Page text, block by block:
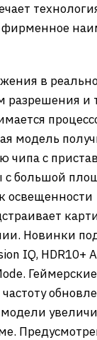
фирменное
в
разрешения и
модель
чипа с
с большой
освещенности
Новинки
IQ, HDR10+